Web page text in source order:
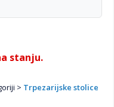
stanju.
> Trpezarijske stolice